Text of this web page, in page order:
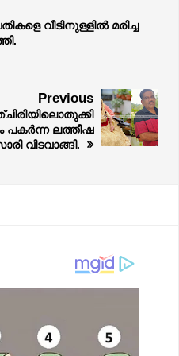
വീടിനുള്ളിൽ മരിച്ച
Previous
പകർന്ന ലത്തീഷ
വിടവാങ്ങി.